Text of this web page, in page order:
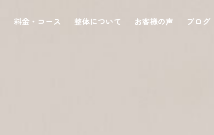
料金・コース 整体について お客様の声 ブログ